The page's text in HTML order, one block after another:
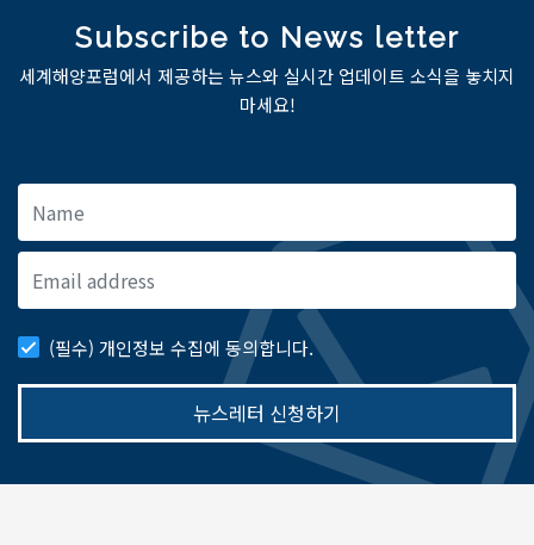
Subscribe to News letter
세계해양포럼에서 제공하는 뉴스와 실시간 업데이트 소식을 놓치지
마세요!
(필수) 개인정보 수집에 동의합니다.